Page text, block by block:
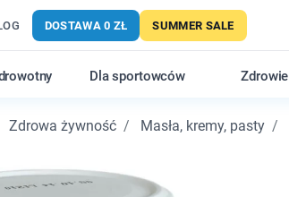
DOSTAWA 0 ZŁ SUMMER SALE
Dla sportowców Zdrowie
Zdrowa żywność Masła, kremy, pasty